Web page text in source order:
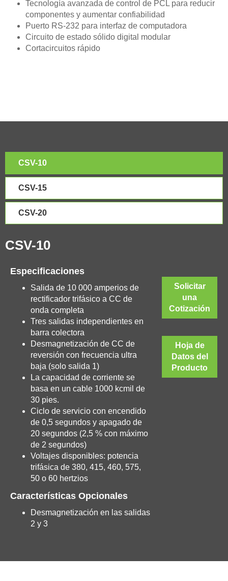
Tecnología avanzada de control de PCL para reducir
componentes y aumentar confiabilidad
Puerto RS-232 para interfaz de computadora
Circuito de estado sólido digital modular
Cortacircuitos rápido
CSV-10
CSV-15
CSV-20
CSV-10
Especificaciones
Salida de 10 000 amperios de
rectificador trifásico a CC de
onda completa
Tres salidas independientes en
barra colectora
Desmagnetización de CC de
reversión con frecuencia ultra
baja (solo salida 1)
La capacidad de corriente se
basa en un cable 1000 kcmil de
30 pies.
Ciclo de servicio con encendido
de 0,5 segundos y apagado de
20 segundos (2,5 % con máximo
de 2 segundos)
Voltajes disponibles: potencia
trifásica de 380, 415, 460, 575,
50 o 60 hertzios
Características Opcionales
Desmagnetización en las salidas
2 y 3
Solicitar
una
Cotización
Hoja de
Datos del
Producto